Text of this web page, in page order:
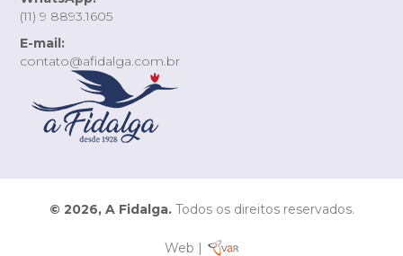
(11) 9 8893.1605
E-mail:
contato@afidalga.com.br
© 2026, A Fidalga.Todos os direitos reservados.
Web |